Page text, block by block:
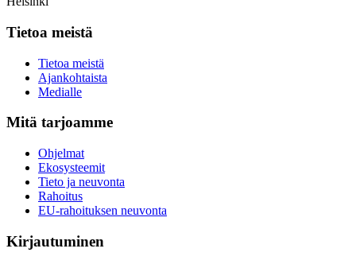
Tietoa meistä
Tietoa meistä
Ajankohtaista
Medialle
Mitä tarjoamme
Ohjelmat
Ekosysteemit
Tieto ja neuvonta
Rahoitus
EU-rahoituksen neuvonta
Kirjautuminen